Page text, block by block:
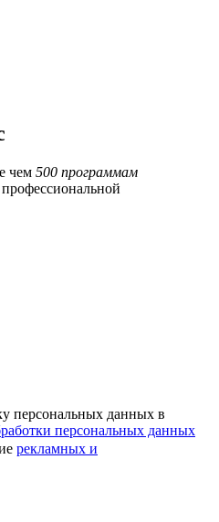
чем 500 программам
персональных данных в
персональных данных
рекламных и